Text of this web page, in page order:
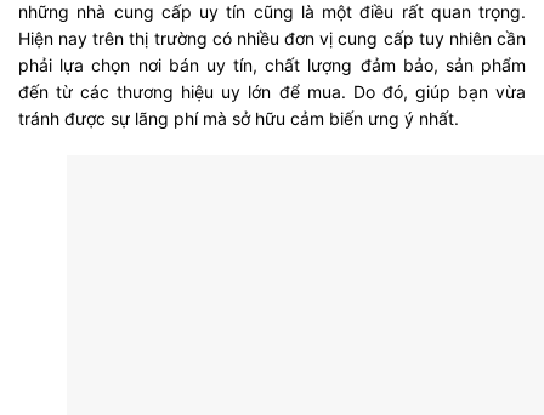
những nhà cung cấp uy tín cũng là một điều rất quan trọng.
Hiện nay trên thị trường có nhiều đơn vị cung cấp tuy nhiên cần
phải lựa chọn nơi bán uy tín, chất lượng đảm bảo, sản phẩm
đến từ các thương hiệu uy lớn để mua. Do đó, giúp bạn vừa
tránh được sự lãng phí mà sở hữu cảm biến ưng ý nhất.